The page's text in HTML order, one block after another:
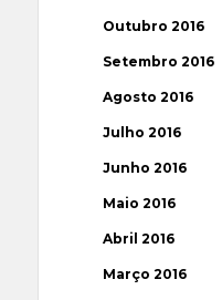
Outubro 2016
Setembro 2016
Agosto 2016
Julho 2016
Junho 2016
Maio 2016
Abril 2016
Março 2016